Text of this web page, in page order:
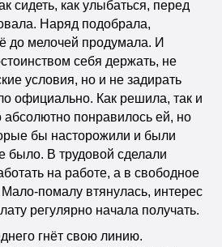
сидеть, как улыбаться, перед
Наряд подобрала,
до мелочей продумала. И
себя держать, не
условия, но и не задирать
официально. Как решила, так и
понравилось ей, но
бы насторожили и были
В трудовой сделали
на работе, а в свободное
помалу втянулась, интерес
регулярно начала получать.
гнёт свою линию.